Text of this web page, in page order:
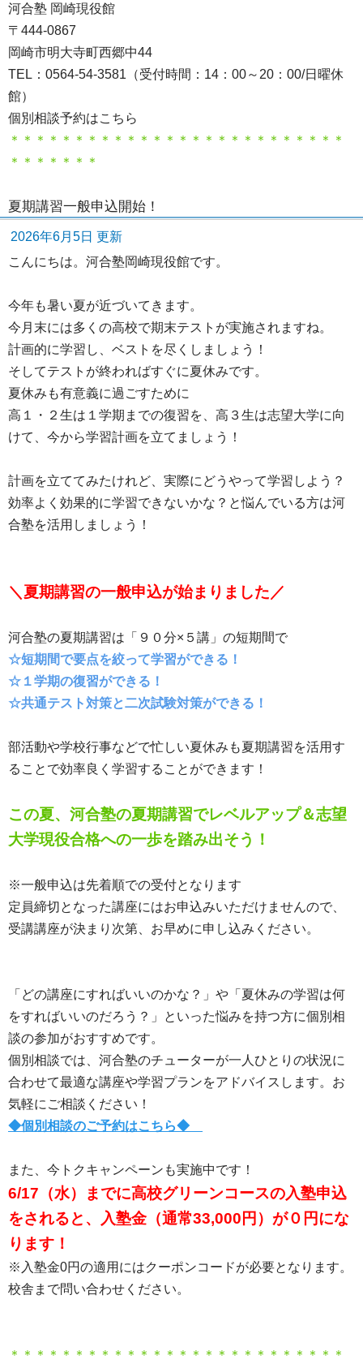
河合塾 岡崎現役館
〒444-0867
岡崎市明大寺町西郷中44
TEL：0564-54-3581（受付時間：14：00～20：00/日曜休
館）
個別相談予約はこちら
＊＊＊＊＊＊＊＊＊＊＊＊＊＊＊＊＊＊＊＊＊＊＊＊＊＊
＊＊＊＊＊＊＊
夏期講習一般申込開始！
2026年6月5日 更新
こんにちは。河合塾岡崎現役館です。
今年も暑い夏が近づいてきます。
今月末には多くの高校で期末テストが実施されますね。
計画的に学習し、ベストを尽くしましょう！
そしてテストが終わればすぐに夏休みです。
夏休みも有意義に過ごすために
高１・２生は１学期までの復習を、高３生は志望大学に向
けて、今から学習計画を立てましょう！
計画を立ててみたけれど、実際にどうやって学習しよう？
効率よく効果的に学習できないかな？と悩んでいる方は河
合塾を活用しましょう！
＼夏期講習の一般申込が始まりました／
河合塾の夏期講習は「９０分×５講」の短期間で
☆短期間で要点を絞って学習ができる！
☆１学期の復習ができる！
☆共通テスト対策と二次試験対策ができる！
部活動や学校行事などで忙しい夏休みも夏期講習を活用す
ることで効率良く学習することができます！
この夏、河合塾の夏期講習でレベルアップ＆志望
大学現役合格への一歩を踏み出そう！
※一般申込は先着順での受付となります
定員締切となった講座にはお申込みいただけませんので、
受講講座が決まり次第、お早めに申し込みください。
「どの講座にすればいいのかな？」や「夏休みの学習は何
をすればいいのだろう？」といった悩みを持つ方に個別相
談の参加がおすすめです。
個別相談では、河合塾のチューターが一人ひとりの状況に
合わせて最適な講座や学習プランをアドバイスします。お
気軽にご相談ください！
◆個別相談のご予約はこちら◆
また、今トクキャンペーンも実施中です！
6/17（水）までに高校グリーンコースの入塾申込
をされると、入塾金（通常33,000円）が０円にな
ります！
※入塾金0円の適用にはクーポンコードが必要となります。
校舎まで問い合わせください。
＊＊＊＊＊＊＊＊＊＊＊＊＊＊＊＊＊＊＊＊＊＊＊＊＊＊